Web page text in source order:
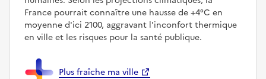
France pourrait connaître une hausse de +4°C en
moyenne d'ici 2100, aggravant l'inconfort thermique
en ville et les risques pour la santé publique.
Plus fraîche ma ville